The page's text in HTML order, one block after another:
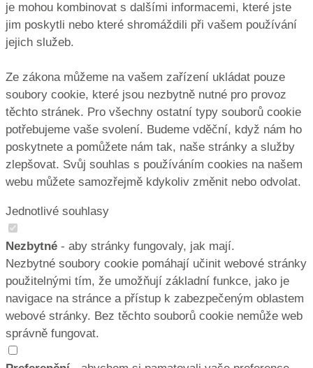
je mohou kombinovat s dalšími informacemi, které jste
jim poskytli nebo které shromáždili při vašem používání
jejich služeb.
Ze zákona můžeme na vašem zařízení ukládat pouze
soubory cookie, které jsou nezbytně nutné pro provoz
těchto stránek. Pro všechny ostatní typy souborů cookie
potřebujeme vaše svolení. Budeme vděční, když nám ho
poskytnete a pomůžete nám tak, naše stránky a služby
zlepšovat. Svůj souhlas s používáním cookies na našem
webu můžete samozřejmě kdykoliv změnit nebo odvolat.
Jednotlivé souhlasy
Nezbytné - aby stránky fungovaly, jak mají.
Nezbytné soubory cookie pomáhají učinit webové stránky
použitelnými tím, že umožňují základní funkce, jako je
navigace na stránce a přístup k zabezpečeným oblastem
webové stránky. Bez těchto souborů cookie nemůže web
správně fungovat.